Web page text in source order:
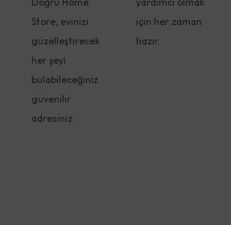
Store, evinizi
güzelleştirecek
her şeyi
bulabileceğiniz
güvenilir
adresiniz.
için her zaman
hazır.